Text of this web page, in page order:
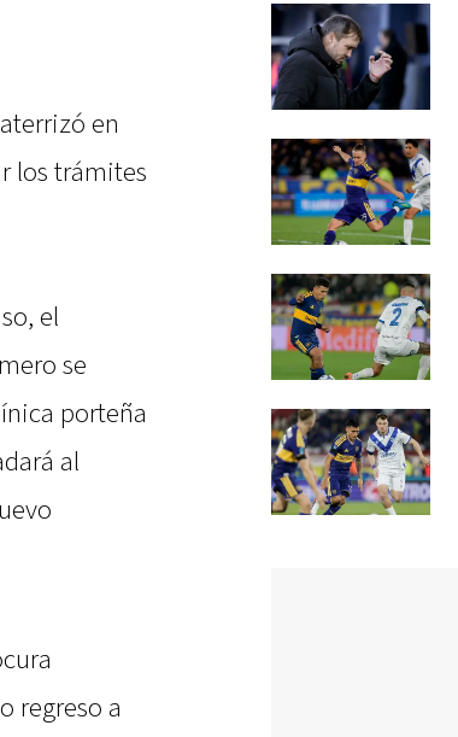
en
los trámites
el
se
porteña
al
regreso a